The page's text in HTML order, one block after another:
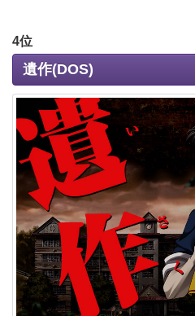
4位
遺作(DOS)